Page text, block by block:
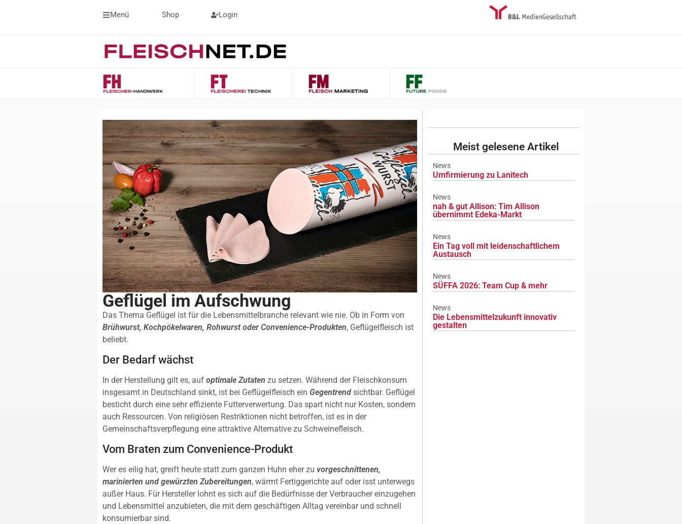
Menü Shop Login
Geflügel im Aufschwung
Das Thema Geflügel ist für die Lebensmittelbranche relevant wie nie. Ob in Form von
Brühwurst, Kochpökelwaren, Rohwurst oder Convenience-Produkten, Geflügelfleisch ist
beliebt.
Der Bedarf wächst
In der Herstellung gilt es, auf optimale Zutaten zu setzen. Während der Fleischkonsum
insgesamt in Deutschland sinkt, ist bei Geflügelfleisch ein Gegentrend sichtbar. Geflügel
besticht durch eine sehr effiziente Futterverwertung. Das spart nicht nur Kosten, sondern
auch Ressourcen. Von religiösen Restriktionen nicht betroffen, ist es in der
Gemeinschaftsverpflegung eine attraktive Alternative zu Schweinefleisch.
Vom Braten zum Convenience-Produkt
Wer es eilig hat, greift heute statt zum ganzen Huhn eher zu vorgeschnittenen,
marinierten und gewürzten Zubereitungen, wärmt Fertiggerichte auf oder isst unterwegs
außer Haus. Für Hersteller lohnt es sich auf die Bedürfnisse der Verbraucher einzugehen
und Lebensmittel anzubieten, die mit dem geschäftigen Alltag vereinbar und schnell
konsumierbar sind.
Meist gelesene Artikel
News
Umfirmierung zu Lanitech
News
nah & gut Allison: Tim Allison
übernimmt Edeka-Markt
News
Ein Tag voll mit leidenschaftlichem
Austausch
News
SÜFFA 2026: Team Cup & mehr
News
Die Lebensmittelzukunft innovativ
gestalten